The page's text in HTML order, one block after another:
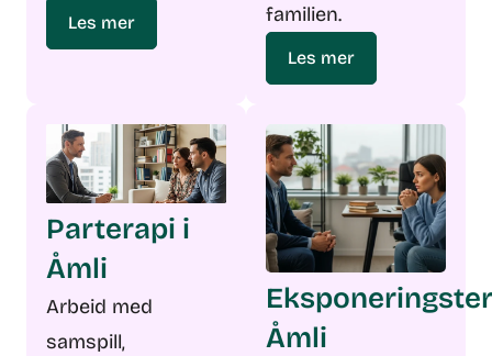
Les mer
familien.
Les mer
Parterapi i
Åmli
Arbeid med
samspill,
Åmli